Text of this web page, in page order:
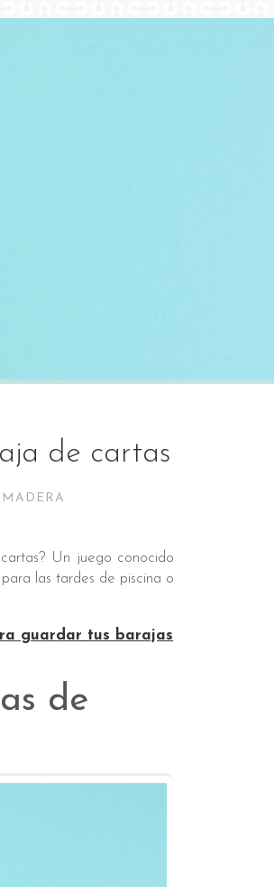
de cartas
MADERA
Un juego conocido
las tardes de piscina o
guardar tus barajas
de